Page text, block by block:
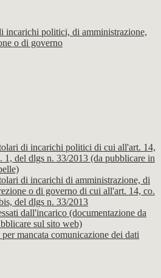
incarichi politici, di amministrazione,
o di governo
di incarichi politici di cui all'art. 14,
1, del dlgs n. 33/2013 (da pubblicare in
di incarichi di amministrazione, di
o di governo di cui all'art. 14, co.
del dlgs n. 33/2013
dall'incarico (documentazione da
sul sito web)
mancata comunicazione dei dati